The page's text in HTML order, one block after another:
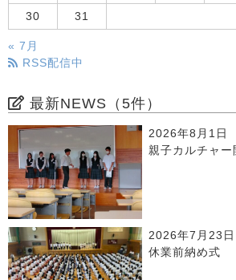
30 31
« 7月
RSS配信中
最新NEWS（5件）
2026年8月1日
親子カルチャー
2026年7月23日
休業前納め式